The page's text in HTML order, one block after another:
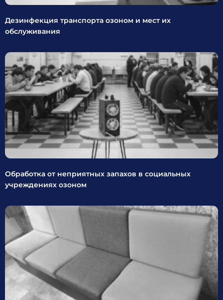
Дезинфекция транспорта озоном и мест их
обслуживания
Обработка от неприятных запахов в социальных
учреждениях озоном